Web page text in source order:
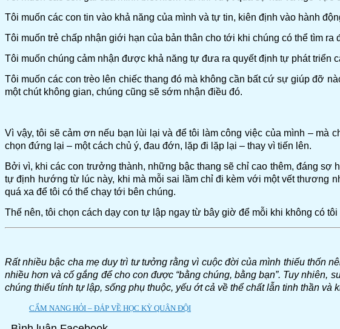
Tôi muốn các con tin vào khả năng của mình và tự tin, kiên định vào hành
Tôi muốn trẻ chấp nhận giới hạn của bản thân cho tới khi chúng có thể tìm
Tôi muốn chúng cảm nhận được khả năng tự đưa ra quyết định tự phát triển
Tôi muốn các con trèo lên chiếc thang đó mà không cần bất cứ sự giúp đỡ
một chút không gian, chúng cũng sẽ sớm nhận điều đó.
Vì vậy, tôi sẽ cảm ơn nếu bạn lùi lại và để tôi làm công việc của mình – mà
chọn đứng lại – một cách chủ ý, đau đớn, lặp đi lặp lại – thay vì tiến lên.
Bởi vì, khi các con trưởng thành, những bậc thang sẽ chỉ cao thêm, đáng sợ
tự định hướng từ lúc này, khi mà mỗi sai lầm chỉ đi kèm với một vết thương
quá xa để tôi có thể chạy tới bên chúng.
Thế nên, tôi chọn cách dạy con tự lập ngay từ bây giờ để mỗi khi không có
Rất nhiều bậc cha mẹ duy trì tư tưởng rằng vì cuộc đời của mình thiếu thốn
nhiều hơn và cố gắng để cho con được “bằng chúng, bằng bạn”. Tuy nhiên,
chúng thiếu tính tự lập, sống phụ thuộc, yếu ớt cả về thể chất lẫn tinh thần
CẨM NANG HỎI – ĐÁP VỀ HỌC KỲ QUÂN ĐỘI